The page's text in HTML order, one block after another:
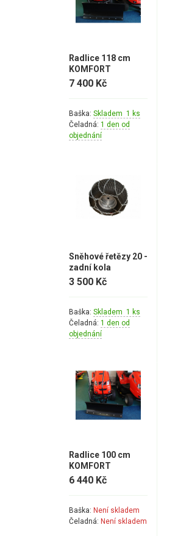
Radlice 118 cm
KOMFORT
7 400 Kč
Baška: Skladem 1 ks
Čeladná: 1 den od
objednání
Sněhové řetězy 20 -
zadní kola
3 500 Kč
Baška: Skladem 1 ks
Čeladná: 1 den od
objednání
Radlice 100 cm
KOMFORT
6 440 Kč
Baška: Není skladem
Čeladná: Není skladem